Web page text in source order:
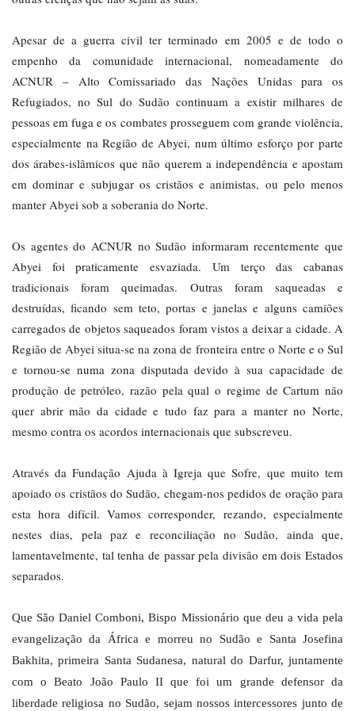
Apesar de a guerra civil ter terminado em 2005 e de todo o
empenho da comunidade internacional, nomeadamente do
ACNUR – Alto Comissariado das Nações Unidas para os
Refugiados, no Sul do Sudão continuam a existir milhares de
pessoas em fuga e os combates prosseguem com grande violência,
especialmente na Região de Abyei, num último esforço por parte
dos árabes-islâmicos que não querem a independência e apostam
em dominar e subjugar os cristãos e animistas, ou pelo menos
manter Abyei sob a soberania do Norte.
Os agentes do ACNUR no Sudão informaram recentemente que
Abyei foi praticamente esvaziada. Um terço das cabanas
tradicionais foram queimadas. Outras foram saqueadas e
destruídas, ficando sem teto, portas e janelas e alguns camiões
carregados de objetos saqueados foram vistos a deixar a cidade. A
Região de Abyei situa-se na zona de fronteira entre o Norte e o Sul
e tornou-se numa zona disputada devido à sua capacidade de
produção de petróleo, razão pela qual o regime de Cartum não
quer abrir mão da cidade e tudo faz para a manter no Norte,
mesmo contra os acordos internacionais que subscreveu.
Através da Fundação Ajuda à Igreja que Sofre, que muito tem
apoiado os cristãos do Sudão, chegam-nos pedidos de oração para
esta hora difícil. Vamos corresponder, rezando, especialmente
nestes dias, pela paz e reconciliação no Sudão, ainda que,
lamentavelmente, tal tenha de passar pela divisão em dois Estados
separados.
Que São Daniel Comboni, Bispo Missionário que deu a vida pela
evangelização da África e morreu no Sudão e Santa Josefina
Bakhita, primeira Santa Sudanesa, natural do Darfur, juntamente
com o Beato João Paulo II que foi um grande defensor da
liberdade religiosa no Sudão, sejam nossos intercessores junto de